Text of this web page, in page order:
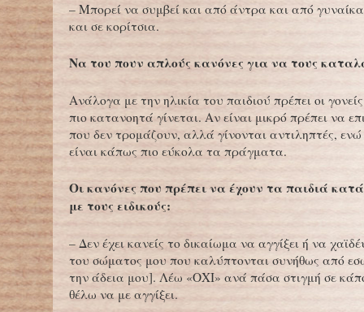
– Μπορεί να συμβεί και από άντρα και από
και σε κορίτσια.
Να του πουν απλούς κανόνες για να τους
Ανάλογα με την ηλικία του παιδιού πρέπει οι
πιο κατανοητά γίνεται. Αν είναι μικρό πρέπει να
που δεν τρομάζουν, αλλά γίνονται αντιληπτές,
είναι κάπως πιο εύκολα τα πράγματα.
Οι κανόνες που πρέπει να έχουν τα παιδιά
με τους ειδικούς:
– Δεν έχει κανείς το δικαίωμα να αγγίξει ή να
του σώματος μου που καλύπτονται συνήθως από
την άδεια μου]. Λέω «ΟΧΙ» ανά πάσα στιγμή σε
θέλω να με αγγίξει.